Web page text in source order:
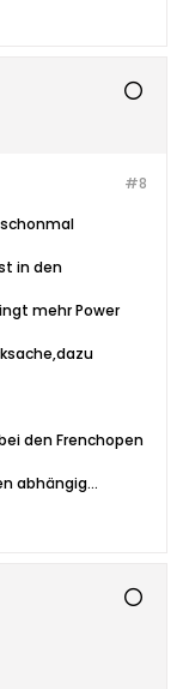
#8
in den
mehr Power
den Frenchopen
abhängig...